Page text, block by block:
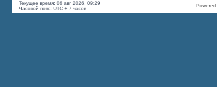
Текущее время: 06 авг 2026, 09:29
Часовой пояс: UTC + 7 часов